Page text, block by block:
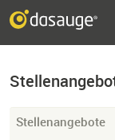
Stellenangebote